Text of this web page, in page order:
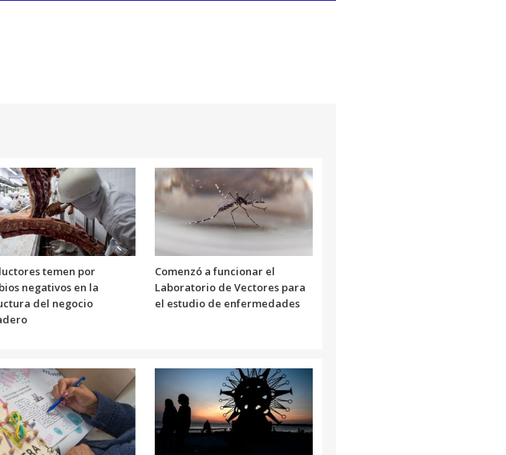
el
volumen.
temen por
negativos en la
del negocio
Comenzó a funcionar el
Laboratorio de Vectores para
el estudio de enfermedades